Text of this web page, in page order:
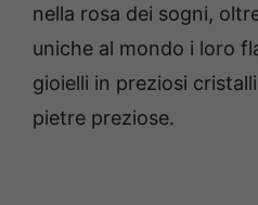
nella rosa dei sogni,
uniche al mondo i loro
gioielli in preziosi
pietre preziose.